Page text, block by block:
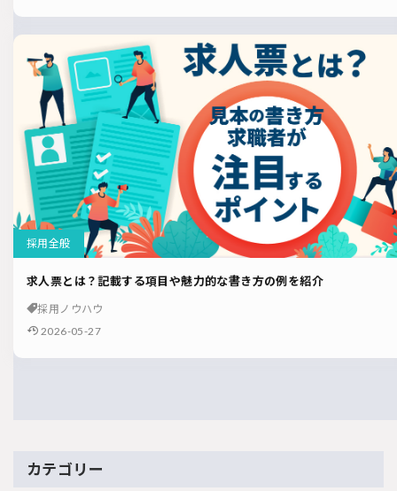
採用全般
求人票とは？記載する項目や魅力的な書き方の例を紹介
採用ノウハウ
2026-05-27
カテゴリー